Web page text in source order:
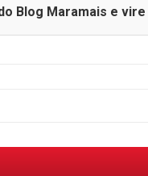
Blog Maramais e